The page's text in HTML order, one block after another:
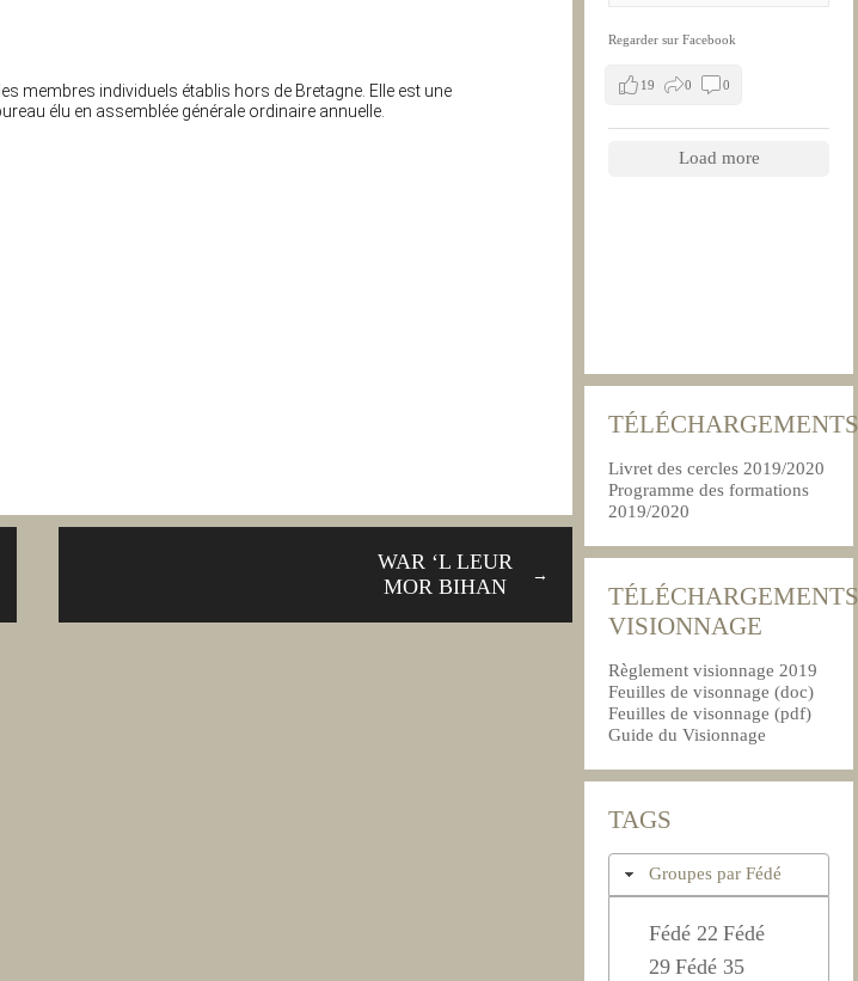
membres individuels établis hors de Bretagne. Elle est une
élu en assemblée générale ordinaire annuelle.
→
WAR ‘L LEUR
MOR BIHAN
Regarder sur Facebook
19 0 0
Load more
TÉLÉCHARGEMENTS
Livret des cercles 2019/2020
Programme des formations
2019/2020
TÉLÉCHARGEMENTS
VISIONNAGE
Règlement visionnage 2019
Feuilles de visonnage (doc)
Feuilles de visonnage (pdf)
Guide du Visionnage
TAGS
Groupes par Fédé
Fédé 22 Fédé
29 Fédé 35